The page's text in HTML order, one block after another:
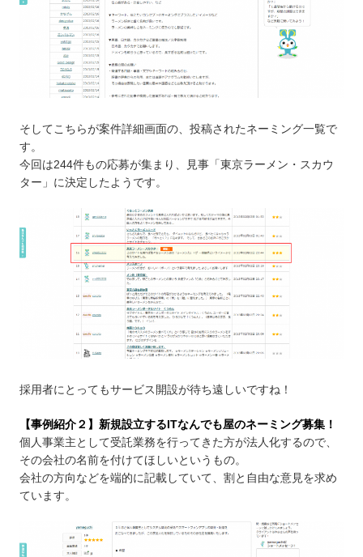
そしてこちらが案件詳細画面の、投稿されたネーミング一覧で
す。
今回は244件もの応募が集まり、見事「東京ラーメン・スカウ
ター」に決定したようです。
採用者にとってもサービス開設が待ち遠しいですね！
【事例紹介２】新規設立するITなんでも屋のネーミング募集！
個人事業主として受託業務を行ってきた方が法人化するので、
その会社の名前を付けてほしいというもの。
会社の方向などを端的に記載していて、割と自由な意見を求め
ています。